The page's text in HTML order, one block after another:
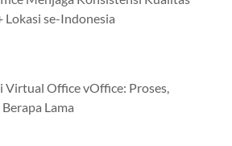
Lokasi se-Indonesia
Virtual Office vOffice: Proses,
Lama